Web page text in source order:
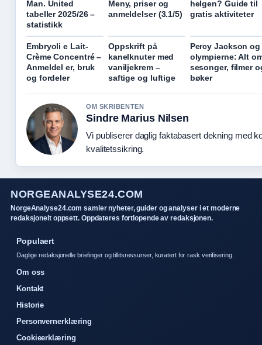
Man. United
tabeller 2025/26 –
statistikk
Meny, priser og
anmeldelser (3.1/5)
helgen? Guide til
gratis aktiviteter
Embryoli e Lait-
Crème Concentré –
Anmeldel er, bruk
og fordeler
Oppskrift på
kanelknuter med
vaniljekrem –
saftige og luftige
Percy Jackson og
olympierne: Alt
sesonger, filmer
bøker
OM SKRIBENTEN
Sindre Marius Nilsen
Vi publiserer daglig faktabasert dekning med
kvalitetssikring.
NORGEANALYSE24.COM
NorgeAnalyse24.com samler nyheter, guider og analyser i et moderne
redaksjonelt oppsett. Oppdateres fortlopende av redaksjonen.
Populaert
Daglige redaksjonelle briefinger og tillitsressurser, kuratert for rask verifisering.
Om oss
Kontakt
Historie
Personvernerklæring
Cookieerklæring